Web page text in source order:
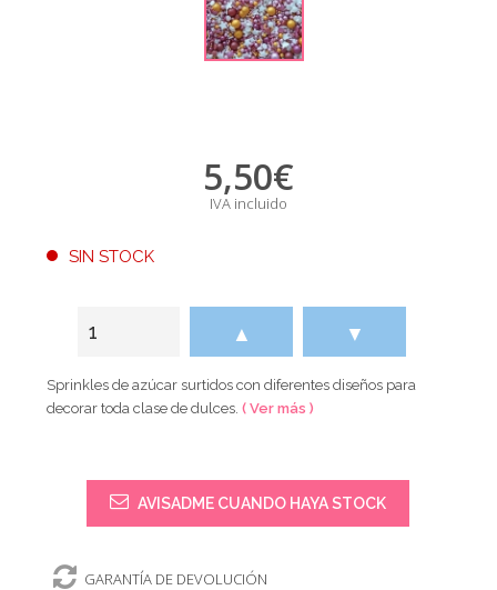
5,50€
IVA incluido
SIN STOCK
▲ ▼
Sprinkles de azúcar surtidos con diferentes diseños para
decorar toda clase de dulces.( Ver más )
AVISADME CUANDO HAYA STOCK
GARANTÍA DE DEVOLUCIÓN